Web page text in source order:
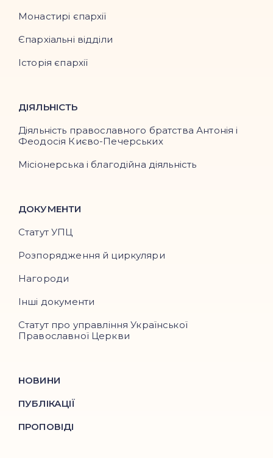
Монастирі єпархії
Єпархіальні відділи
Історія єпархії
ДІЯЛЬНІСТЬ
Діяльність православного братства Антонія і
Феодосія Києво-Печерських
Місіонерська і благодійна діяльність
ДОКУМЕНТИ
Статут УПЦ
Розпорядження й циркуляри
Нагороди
Інші документи
Статут про управління Української
Православної Церкви
НОВИНИ
ПУБЛІКАЦІЇ
ПРОПОВІДІ